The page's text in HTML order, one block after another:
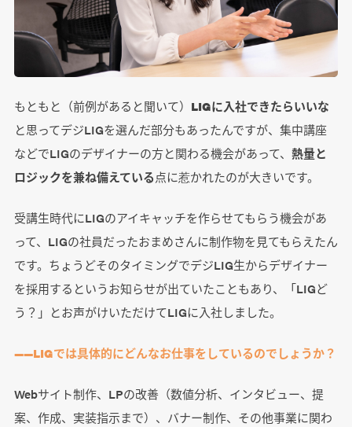
もともと（前例があると聞いて） LIGに入社できたらいいな
と思ってデジLIGを選んだ部分もあったんですが、集中講座
などでLIGのデザイナーの方と関わる機会があって、 熱量と
ロジックを兼ね備えている点に惹かれたのが大きいです。
受講生時代にLIGのアイキャッチを作らせてもらう機会があ
って、LIGの社員だったおまめさんに制作物を見てもらえたん
です。ちょうどそのタイミングでデジLIG生からデザイナー
を採用するというお知らせが出ていたこともあり、「LIGど
う？」とお声がけいただけてLIGに入社しました。
――LIGでは具体的にどんなお仕事をしているのでしょうか？
Webサイト制作、LPの改善（数値分析、インタビュー、提
案、作成、実装指示まで）、バナー制作、その他事業に関わ